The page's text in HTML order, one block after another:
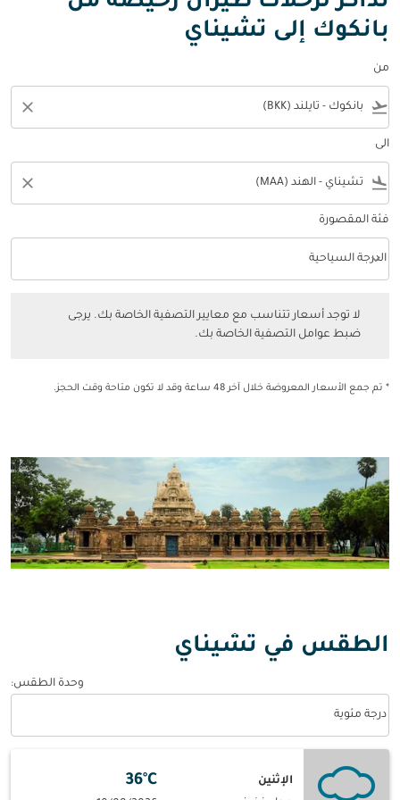
بانكوك إلى تشيناي
من
flight_takeoff
close
الى
flight_land
close
فئة المقصورة
فئة المقصورة option الدرجة السياحية Selected
الدرجة السياحية
keyboard_arrow_down
لا توجد أسعار تتناسب مع معايير التصفية الخاصة بك. يرجى
ضبط عوامل التصفية الخاصة بك.
* تم جمع الأسعار المعروضة خلال آخر 48 ساعة وقد لا تكون متاحة وقت الحجز.
الطقس في تشيناي
وحدة الطقس:
درجة مئوية
الإثنين
36°C